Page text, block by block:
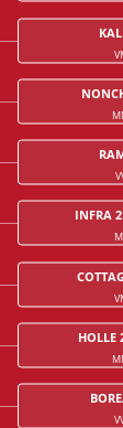
INFRA
HOLLE